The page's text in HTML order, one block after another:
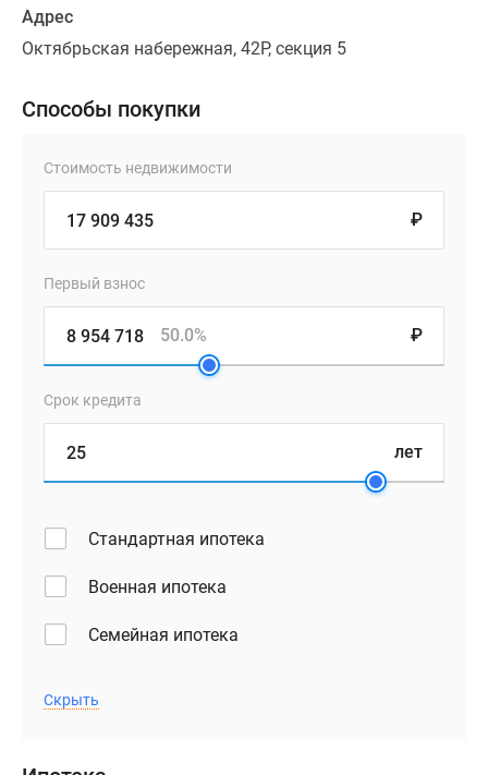
Адрес
Октябрьская набережная, 42Р, секция 5
Способы покупки
Стоимость недвижимости
₽
Первый взнос
₽
50.0%
Срок кредита
лет
Стандартная ипотека
Военная ипотека
Семейная ипотека
Скрыть